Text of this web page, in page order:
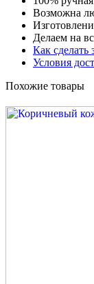
Возможна
Делаем на
Как сделать
Условия
Похожие товары